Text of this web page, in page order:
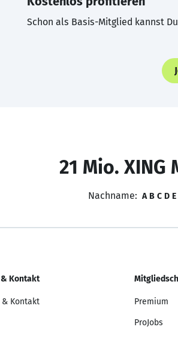
Schon als Basis-Mitglied kannst
21 Mio.
Nachname: A B C D E
Kontakt
Kontakt Premium
ProJobs